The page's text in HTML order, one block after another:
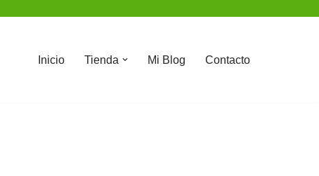
Inicio Tienda Mi Blog Contacto